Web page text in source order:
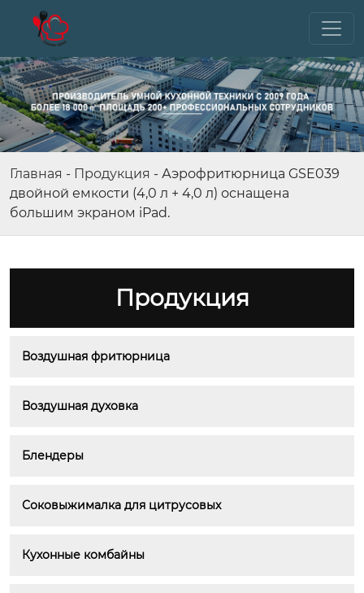
Главная - Продукция - Аэрофритюрница GSE039
двойной емкости (4,0 л + 4,0 л) оснащена
большим экраном iPad.
Продукция
Воздушная фритюрница
Воздушная духовка
Блендеры
Соковыжималка для цитрусовых
Кухонные комбайны